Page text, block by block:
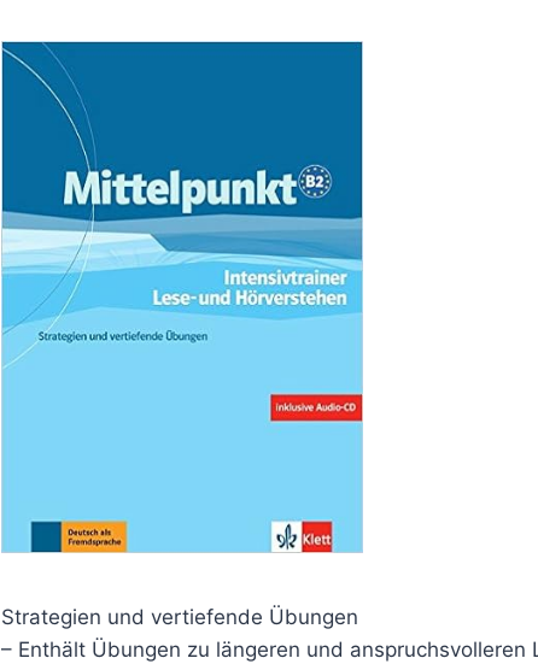
Strategien und vertiefende Übungen
– Enthält Übungen zu längeren und